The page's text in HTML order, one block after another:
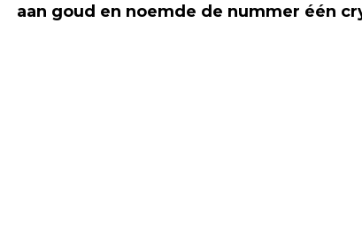
aan goud en noemde de nummer één